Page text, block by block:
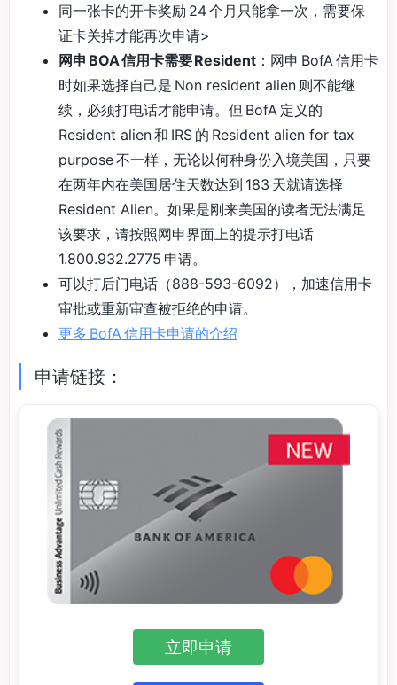
同一张卡的开卡奖励 24 个月只能拿一次，需要保
证卡关掉才能再次申请>
网申 BOA 信用卡需要 Resident ：网申 BofA 信用卡
时如果选择自己是 Non resident alien 则不能继
续，必须打电话才能申请。但 BofA 定义的
Resident alien 和 IRS 的 Resident alien for tax
purpose 不一样，无论以何种身份入境美国，只要
在两年内在美国居住天数达到 183 天就请选择
Resident Alien。如果是刚来美国的读者无法满足
该要求，请按照网申界面上的提示打电话
1.800.932.2775 申请。
可以打后门电话（888-593-6092），加速信用卡
审批或重新审查被拒绝的申请。
更多 BofA 信用卡申请的介绍
申请链接：
立即申请